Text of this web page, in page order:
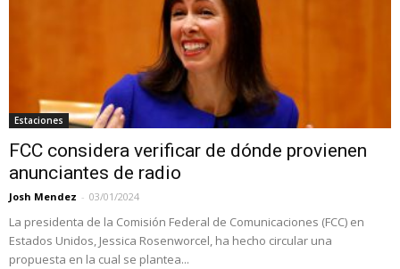
Estaciones
FCC considera verificar de dónde provienen
anunciantes de radio
Josh Mendez - 03/01/2024
La presidenta de la Comisión Federal de Comunicaciones (FCC) en
Estados Unidos, Jessica Rosenworcel, ha hecho circular una
propuesta en la cual se plantea...